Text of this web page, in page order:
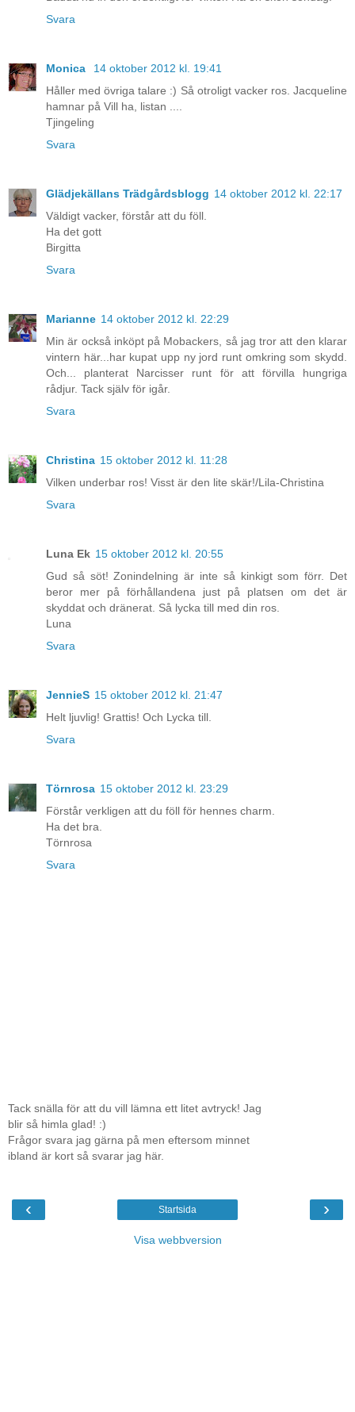
Svara
Monica
14 oktober 2012 kl. 19:41
Håller med övriga talare :) Så otroligt vacker ros. Jacqueline
hamnar på Vill ha, listan ....
Tjingeling
Svara
Glädjekällans Trädgårdsblogg 14 oktober 2012 kl. 22:17
Väldigt vacker, förstår att du föll.
Ha det gott
Birgitta
Svara
Marianne 14 oktober 2012 kl. 22:29
Min är också inköpt på Mobackers, så jag tror att den klarar
vintern här...har kupat upp ny jord runt omkring som skydd.
Och... planterat Narcisser runt för att förvilla hungriga
rådjur. Tack själv för igår.
Svara
Christina 15 oktober 2012 kl. 11:28
Vilken underbar ros! Visst är den lite skär!/Lila-Christina
Svara
Luna Ek 15 oktober 2012 kl. 20:55
Gud så söt! Zonindelning är inte så kinkigt som förr. Det
beror mer på förhållandena just på platsen om det är
skyddat och dränerat. Så lycka till med din ros.
Luna
Svara
JennieS 15 oktober 2012 kl. 21:47
Helt ljuvlig! Grattis! Och Lycka till.
Svara
Törnrosa 15 oktober 2012 kl. 23:29
Förstår verkligen att du föll för hennes charm.
Ha det bra.
Törnrosa
Svara
Tack snälla för att du vill lämna ett litet avtryck! Jag
blir så himla glad! :)
Frågor svara jag gärna på men eftersom minnet
ibland är kort så svarar jag här.
‹ ›
Startsida
Visa webbversion